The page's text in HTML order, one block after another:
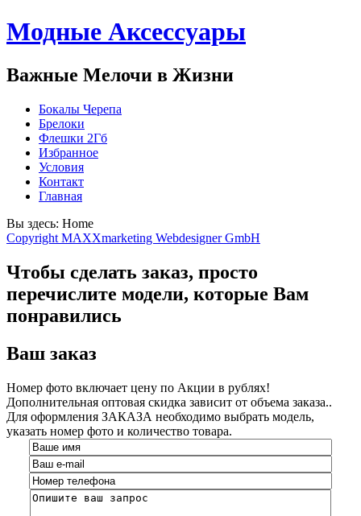
Модные Аксессуары
Важные Мелочи в Жизни
Бокалы Черепа
Брелоки
Флешки 2Гб
Избранное
Условия
Контакт
Главная
Вы здесь: Home
Copyright MAXXmarketing Webdesigner GmbH
Чтобы сделать заказ, просто
перечислите модели, которые Вам
понравились
Ваш заказ
Номер фото включает цену по Акции в рублях!
Дополнительная оптовая скидка зависит от объема заказа..
Для оформления ЗАКАЗА необходимо выбрать модель,
указать номер фото и количество товара.